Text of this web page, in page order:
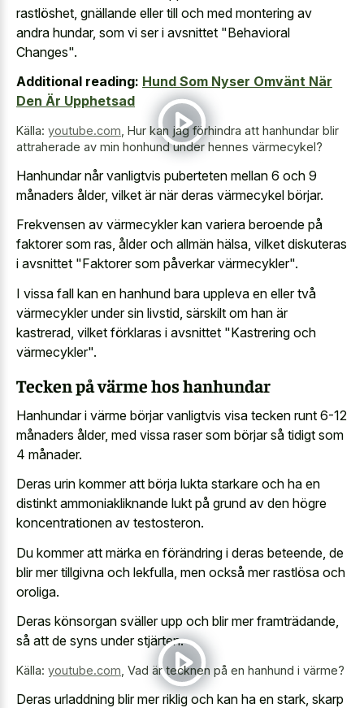
rastlöshet, gnällande eller till och med montering av
andra hundar, som vi ser i avsnittet "Behavioral
Changes".
Additional reading: Hund Som Nyser Omvänt När
Den Är Upphetsad
Källa: youtube.com Hur kan jag förhindra att hanhundar blir
attraherade av min honhund under hennes värmecykel?
Hanhundar når vanligtvis puberteten mellan 6 och 9
månaders ålder, vilket är när deras värmecykel börjar.
Frekvensen av värmecykler kan variera beroende på
faktorer som ras, ålder och allmän hälsa, vilket diskuteras
i avsnittet "Faktorer som påverkar värmecykler".
I vissa fall kan en hanhund bara uppleva en eller två
värmecykler under sin livstid, särskilt om han är
kastrerad, vilket förklaras i avsnittet "Kastrering och
värmecykler".
Tecken på värme hos hanhundar
Hanhundar i värme börjar vanligtvis visa tecken runt 6-12
månaders ålder, med vissa raser som börjar så tidigt som
4 månader.
Deras urin kommer att börja lukta starkare och ha en
distinkt ammoniakliknande lukt på grund av den högre
koncentrationen av testosteron.
Du kommer att märka en förändring i deras beteende, de
blir mer tillgivna och lekfulla, men också mer rastlösa och
oroliga.
Deras könsorgan sväller upp och blir mer framträdande,
så att de syns under stjärten.
Källa: youtube.com Vad är tecknen på en hanhund i värme?
Deras urladdning blir mer riklig och kan ha en stark, skarp